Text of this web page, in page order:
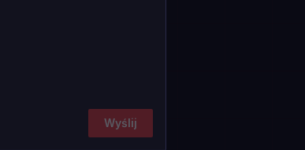
Wyślij